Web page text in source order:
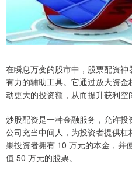
在瞬息万变的股市中，股票配资
有力的辅助工具。它通过放大资
动更大的投资额，从而提升获利空
炒股配资是一种金融服务，允许
公司充当中间人，为投资者提供
果投资者拥有 10 万元的本金，并
值 50 万元的股票。